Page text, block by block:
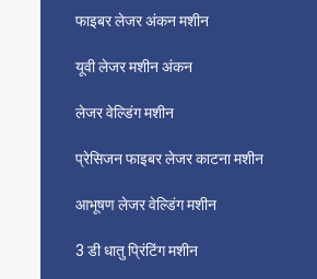
फाइबर लेजर अंकन मशीन
यूवी लेजर मशीन अंकन
लेजर वेल्डिंग मशीन
प्रेसिजन फाइबर लेजर काटना मशीन
आभूषण लेजर वेल्डिंग मशीन
3 डी धातु प्रिंटिंग मशीन